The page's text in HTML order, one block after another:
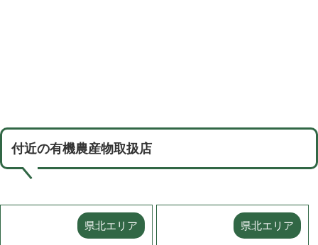
付近の有機農産物取扱店
県北エリア 県北エリア